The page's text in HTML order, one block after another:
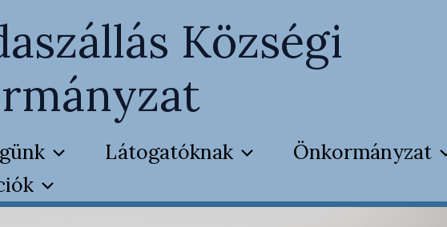
Községi
Látogatóknak
Önkormányzat